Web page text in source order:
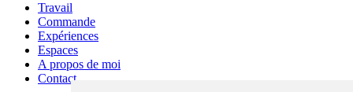
Travail
Commande
Expériences
Espaces
A propos de moi
Contact